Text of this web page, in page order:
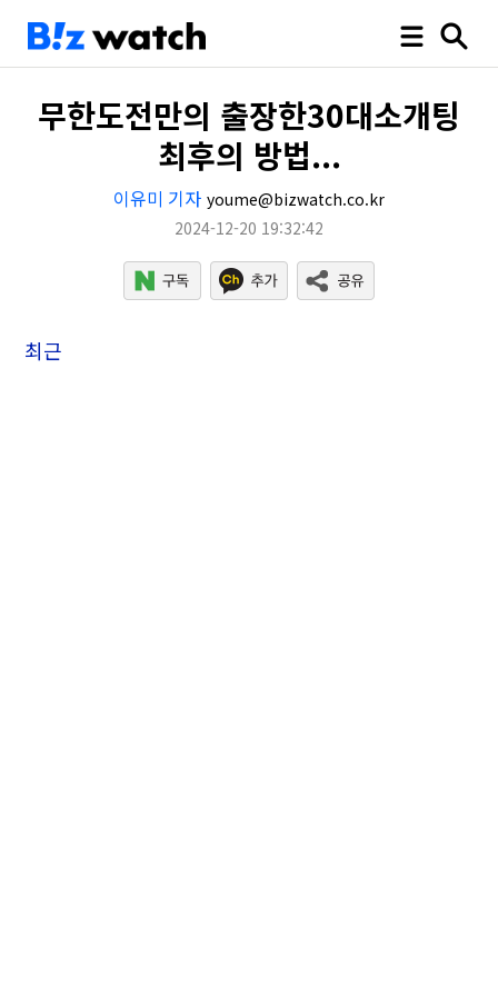
무한도전만의 출장한30대소개팅
최후의 방법...
이유미 기자 youme@bizwatch.co.kr
2024-12-20 19:32:42
최근